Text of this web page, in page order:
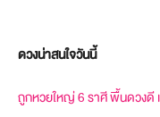
ดวงน่าสนใจวันนี้
ถูกหวยใหญ่ 6 ราศี พื้นดวงดี